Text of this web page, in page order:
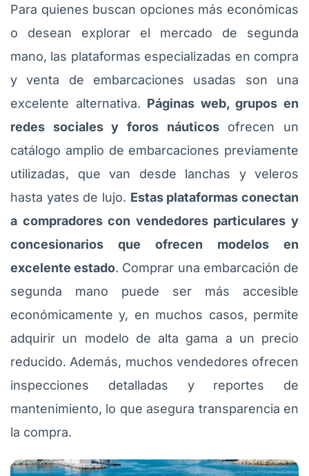
Para quienes buscan opciones más económicas
o desean explorar el mercado de segunda
mano, las plataformas especializadas en compra
y venta de embarcaciones usadas son una
excelente alternativa. Páginas web, grupos en
redes sociales y foros náuticosofrecen un
catálogo amplio de embarcaciones previamente
utilizadas, que van desde lanchas y veleros
hasta yates de lujo. Estas plataformas conectan
a compradores con vendedores particulares y
concesionarios que ofrecen modelos en
excelente estado. Comprar una embarcación de
segunda mano puede ser más accesible
económicamente y, en muchos casos, permite
adquirir un modelo de alta gama a un precio
reducido. Además, muchos vendedores ofrecen
inspecciones detalladas y reportes de
mantenimiento, lo que asegura transparencia en
la compra.